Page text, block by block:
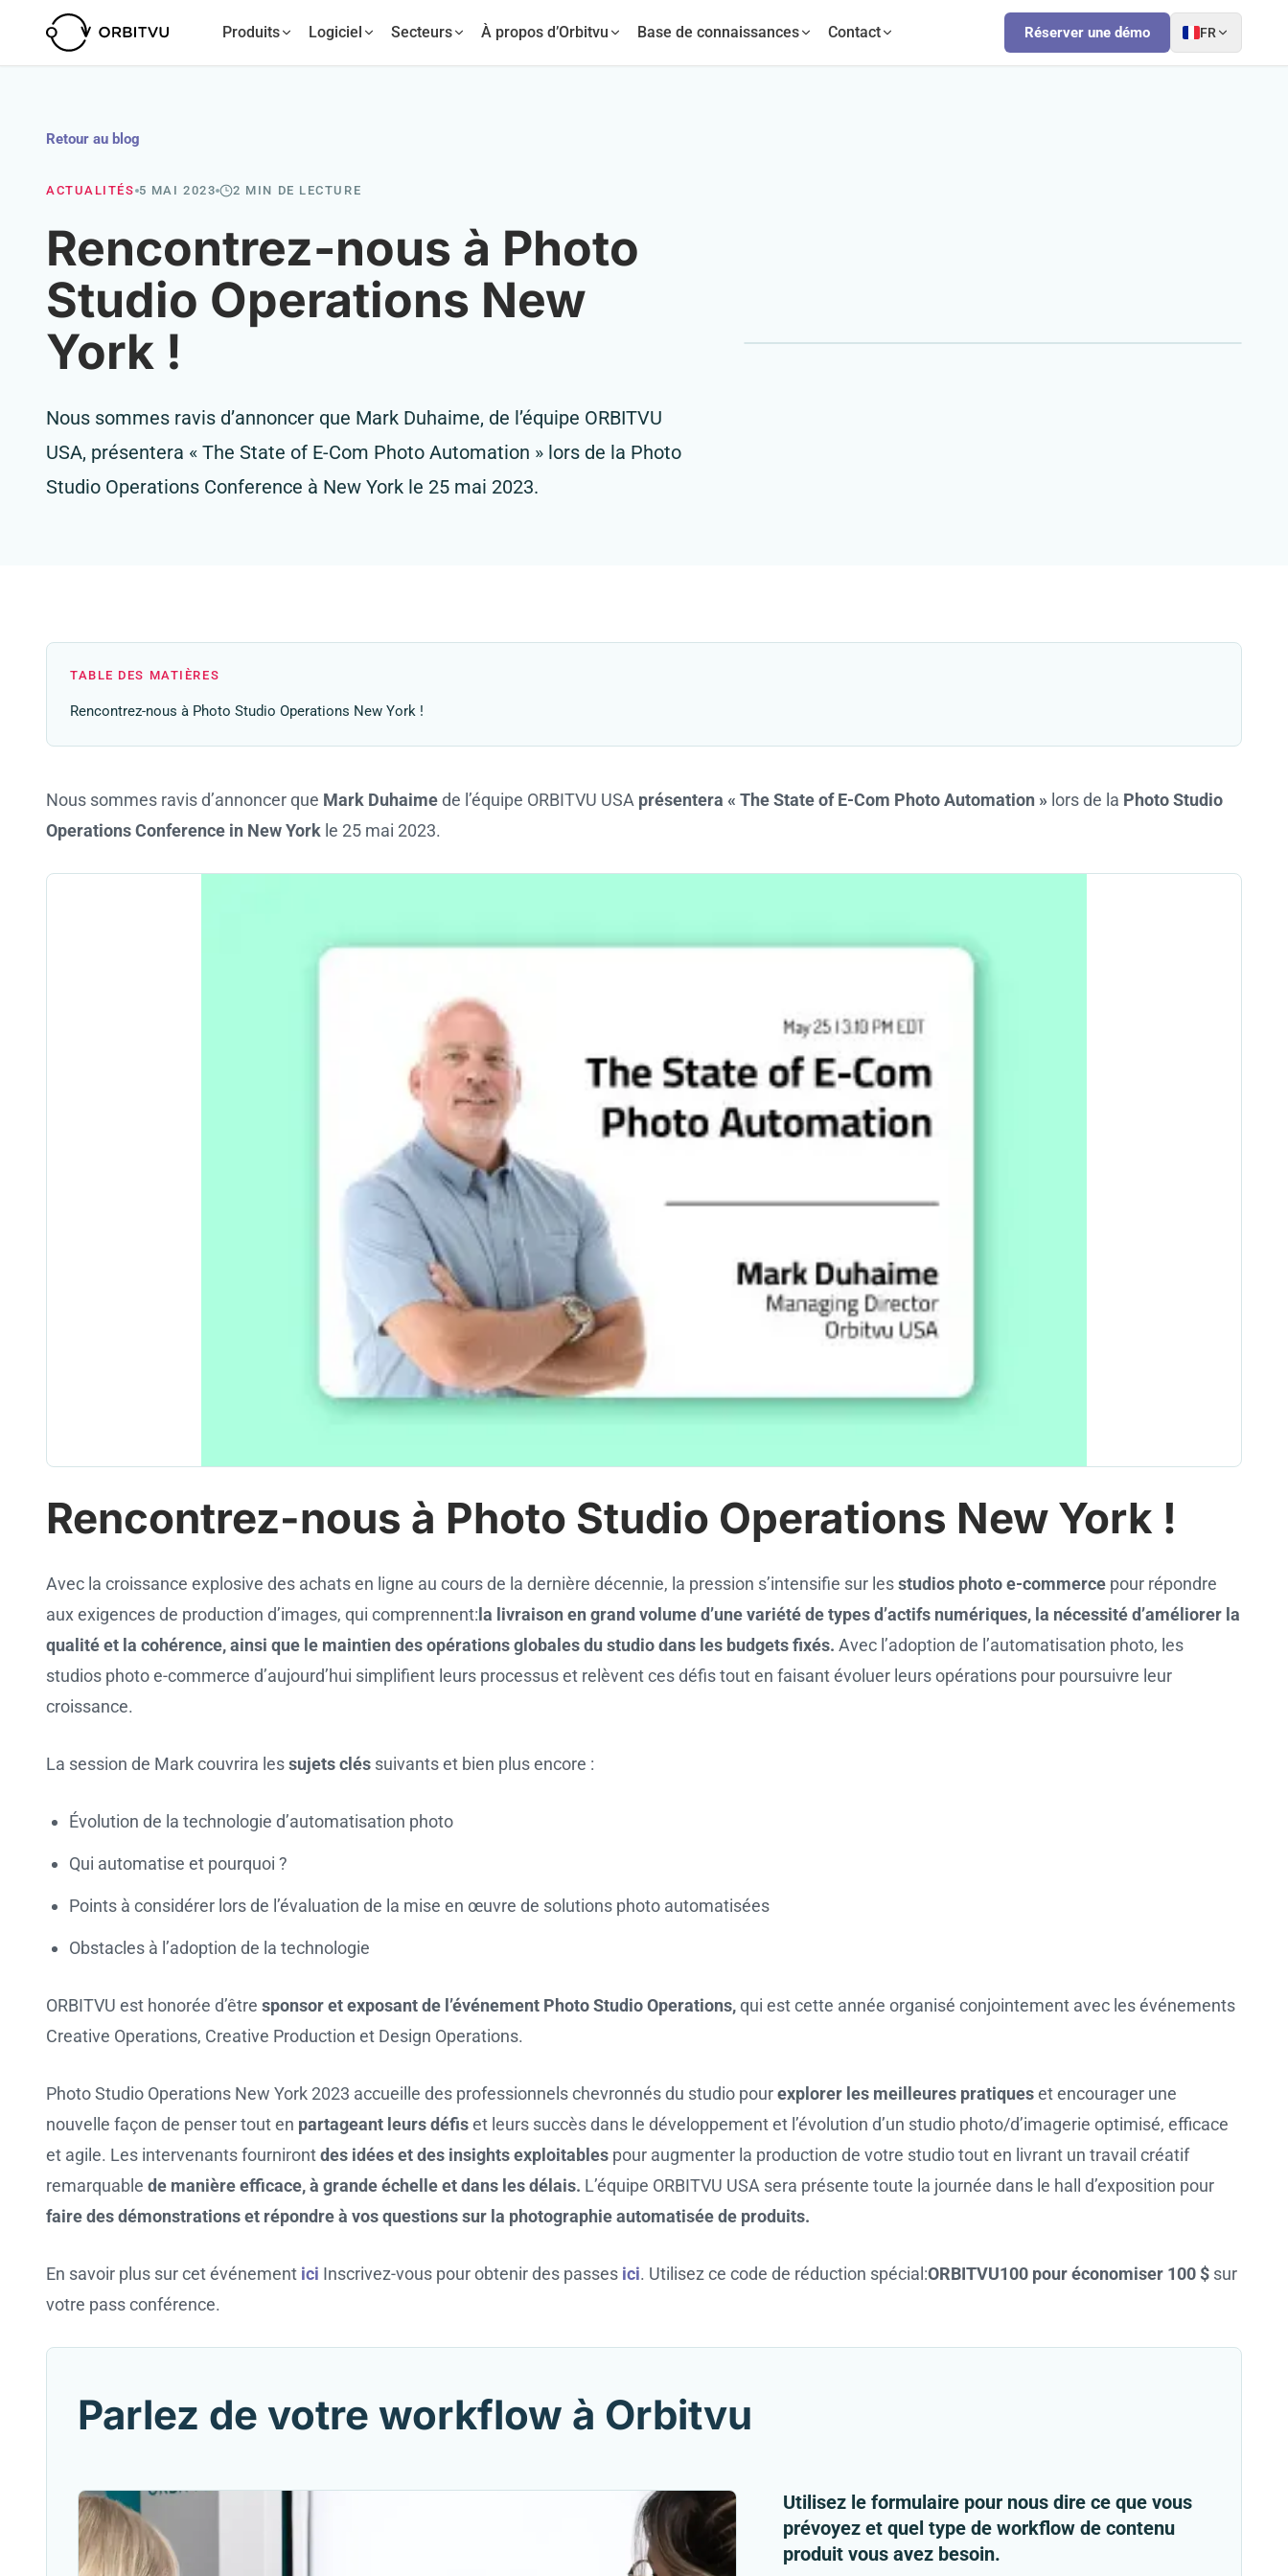
Produits Logiciel Secteurs À propos d’Orbitvu Base de connaissances Contact Réserver une démo FR
Retour au blog
ACTUALITÉS 5 MAI 2023 2 MIN DE LECTURE
Rencontrez-nous à Photo
Studio Operations New
York !
Nous sommes ravis d’annoncer que Mark Duhaime, de l’équipe ORBITVU
USA, présentera « The State of E-Com Photo Automation » lors de la Photo
Studio Operations Conference à New York le 25 mai 2023.
TABLE DES MATIÈRES
Rencontrez-nous à Photo Studio Operations New York !
Nous sommes ravis d’annoncer que Mark Duhaimede l’équipe ORBITVU USA présentera « The State of E-Com Photo Automation » lors de la Photo Studio
Operations Conference in New York le 25 mai 2023.
Rencontrez-nous à Photo Studio Operations New York !
Avec la croissance explosive des achats en ligne au cours de la dernière décennie, la pression s’intensifie sur lesstudios photo e-commerce pour répondre
aux exigences de production d’images, qui comprennent: la livraison en grand volume d’une variété de types d’actifs numériques, la nécessité d’améliorer la
qualité et la cohérence, ainsi que le maintien des opérations globales du studio dans les budgets fixés. Avec l’adoption de l’automatisation photo, les
studios photo e-commerce d’aujourd’hui simplifient leurs processus et relèvent ces défis tout en faisant évoluer leurs opérations pour poursuivre leur
croissance.
La session de Mark couvrira lessujets clés suivants et bien plus encore :
Évolution de la technologie d’automatisation photo
Qui automatise et pourquoi ?
Points à considérer lors de l’évaluation de la mise en œuvre de solutions photo automatisées
Obstacles à l’adoption de la technologie
ORBITVU est honorée d’être sponsor et exposant de l’événement Photo Studio Operations,qui est cette année organisé conjointement avec les événements
Creative Operations, Creative Production et Design Operations.
Photo Studio Operations New York 2023 accueille des professionnels chevronnés du studio pourexplorer les meilleures pratiqueset encourager une
nouvelle façon de penser tout en partageant leurs défiset leurs succès dans le développement et l’évolution d’un studio photo/d’imagerie optimisé, efficace
et agile. Les intervenants fournirontdes idées et des insights exploitables pour augmenter la production de votre studio tout en livrant un travail créatif
remarquable de manière efficace, à grande échelle et dans les délais. L’équipe ORBITVU USA sera présente toute la journée dans le hall d’exposition pour
faire des démonstrations et répondre à vos questions sur la photographie automatisée de produits.
En savoir plus sur cet événement ici Inscrivez-vous pour obtenir des passes ici. Utilisez ce code de réduction spécial:ORBITVU100 pour économiser 100 $ sur
votre pass conférence.
Parlez de votre workflow à Orbitvu
Utilisez le formulaire pour nous dire ce que vous
prévoyez et quel type de workflow de contenu
produit vous avez besoin.